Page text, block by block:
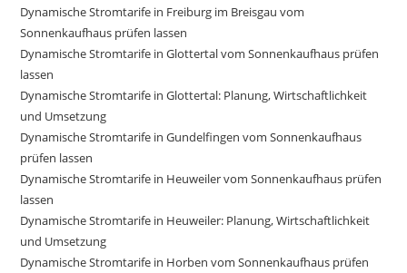
Dynamische Stromtarife in Freiburg im Breisgau vom
Sonnenkaufhaus prüfen lassen
Dynamische Stromtarife in Glottertal vom Sonnenkaufhaus prüfen
lassen
Dynamische Stromtarife in Glottertal: Planung, Wirtschaftlichkeit
und Umsetzung
Dynamische Stromtarife in Gundelfingen vom Sonnenkaufhaus
prüfen lassen
Dynamische Stromtarife in Heuweiler vom Sonnenkaufhaus prüfen
lassen
Dynamische Stromtarife in Heuweiler: Planung, Wirtschaftlichkeit
und Umsetzung
Dynamische Stromtarife in Horben vom Sonnenkaufhaus prüfen